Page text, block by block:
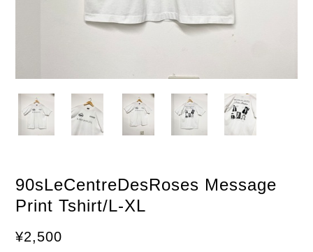
90sLeCentreDesRoses Message
Print Tshirt/L-XL
¥2,500